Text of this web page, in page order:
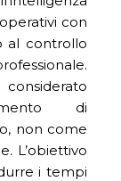
con
al controllo
di
non come
L’obiettivo
i tempi